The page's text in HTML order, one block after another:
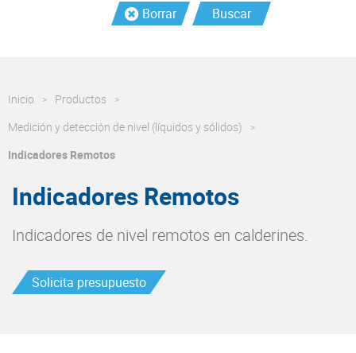
Borrar Buscar
Inicio
Productos
Medición y detección de nivel (líquidos y sólidos)
Indicadores Remotos
Indicadores Remotos
Indicadores de nivel remotos en calderines.
Solicita presupuesto